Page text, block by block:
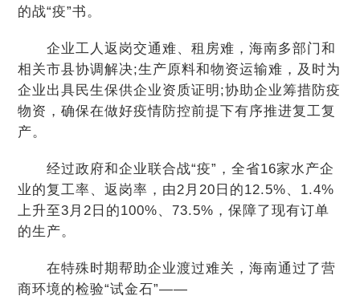
的战“疫”书。
企业工人返岗交通难、租房难，海南多部门和
相关市县协调解决;生产原料和物资运输难，及时为
企业出具民生保供企业资质证明;协助企业筹措防疫
物资，确保在做好疫情防控前提下有序推进复工复
产。
经过政府和企业联合战“疫”，全省16家水产企
业的复工率、返岗率，由2月20日的12.5%、1.4%
上升至3月2日的100%、73.5%，保障了现有订单
的生产。
在特殊时期帮助企业渡过难关，海南通过了营
商环境的检验“试金石”——